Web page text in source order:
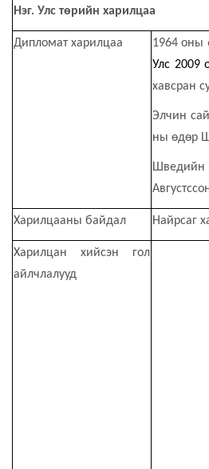
Нэг. Улс төрийн харилцаа
Дипломат харилцаа
1964 оны
Улс 2009
хавсран
Элчин
ны өдөр
Харилцааны байдал Найрсаг
Харилцан хийсэн гол
айлчлалууд